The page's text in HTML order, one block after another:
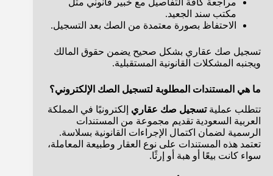
مكتب سند الجعيد.
الاحتفاظ بصورة معتمدة من الصك بعد التسجيل.
تسجيل صك عقاري بشكل صحيح يضمن حقوق المالك
ويجنبه المشكلات القانونية المستقبلية.
ما هي المستندات المطلوبة لتسجيل الصك الإلكتروني؟
تتطلب عمليةتسجيل صك عقاري إلكترونيًا في المملكة
العربية السعودية تقديم مجموعة من المستندات
الرسمية لضمان اكتمال الإجراءات القانونية بسلاسة.
تعتمد هذه المستندات على نوع العقار وطبيعة المعاملة،
سواء كانت بيعًا أو هبة أو إرثًا.